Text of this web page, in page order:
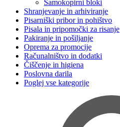
Samokopirni bloki
Shranjevanje in arhiviranje
Pisarniški pribor in pohištvo
Pisala in pripomočki za risanje
Pakiranje in pošiljanje
Oprema za promocije
Računalništvo in dodatki
Čiščenje in higiena
Poslovna darila
Poglej vse kategorije